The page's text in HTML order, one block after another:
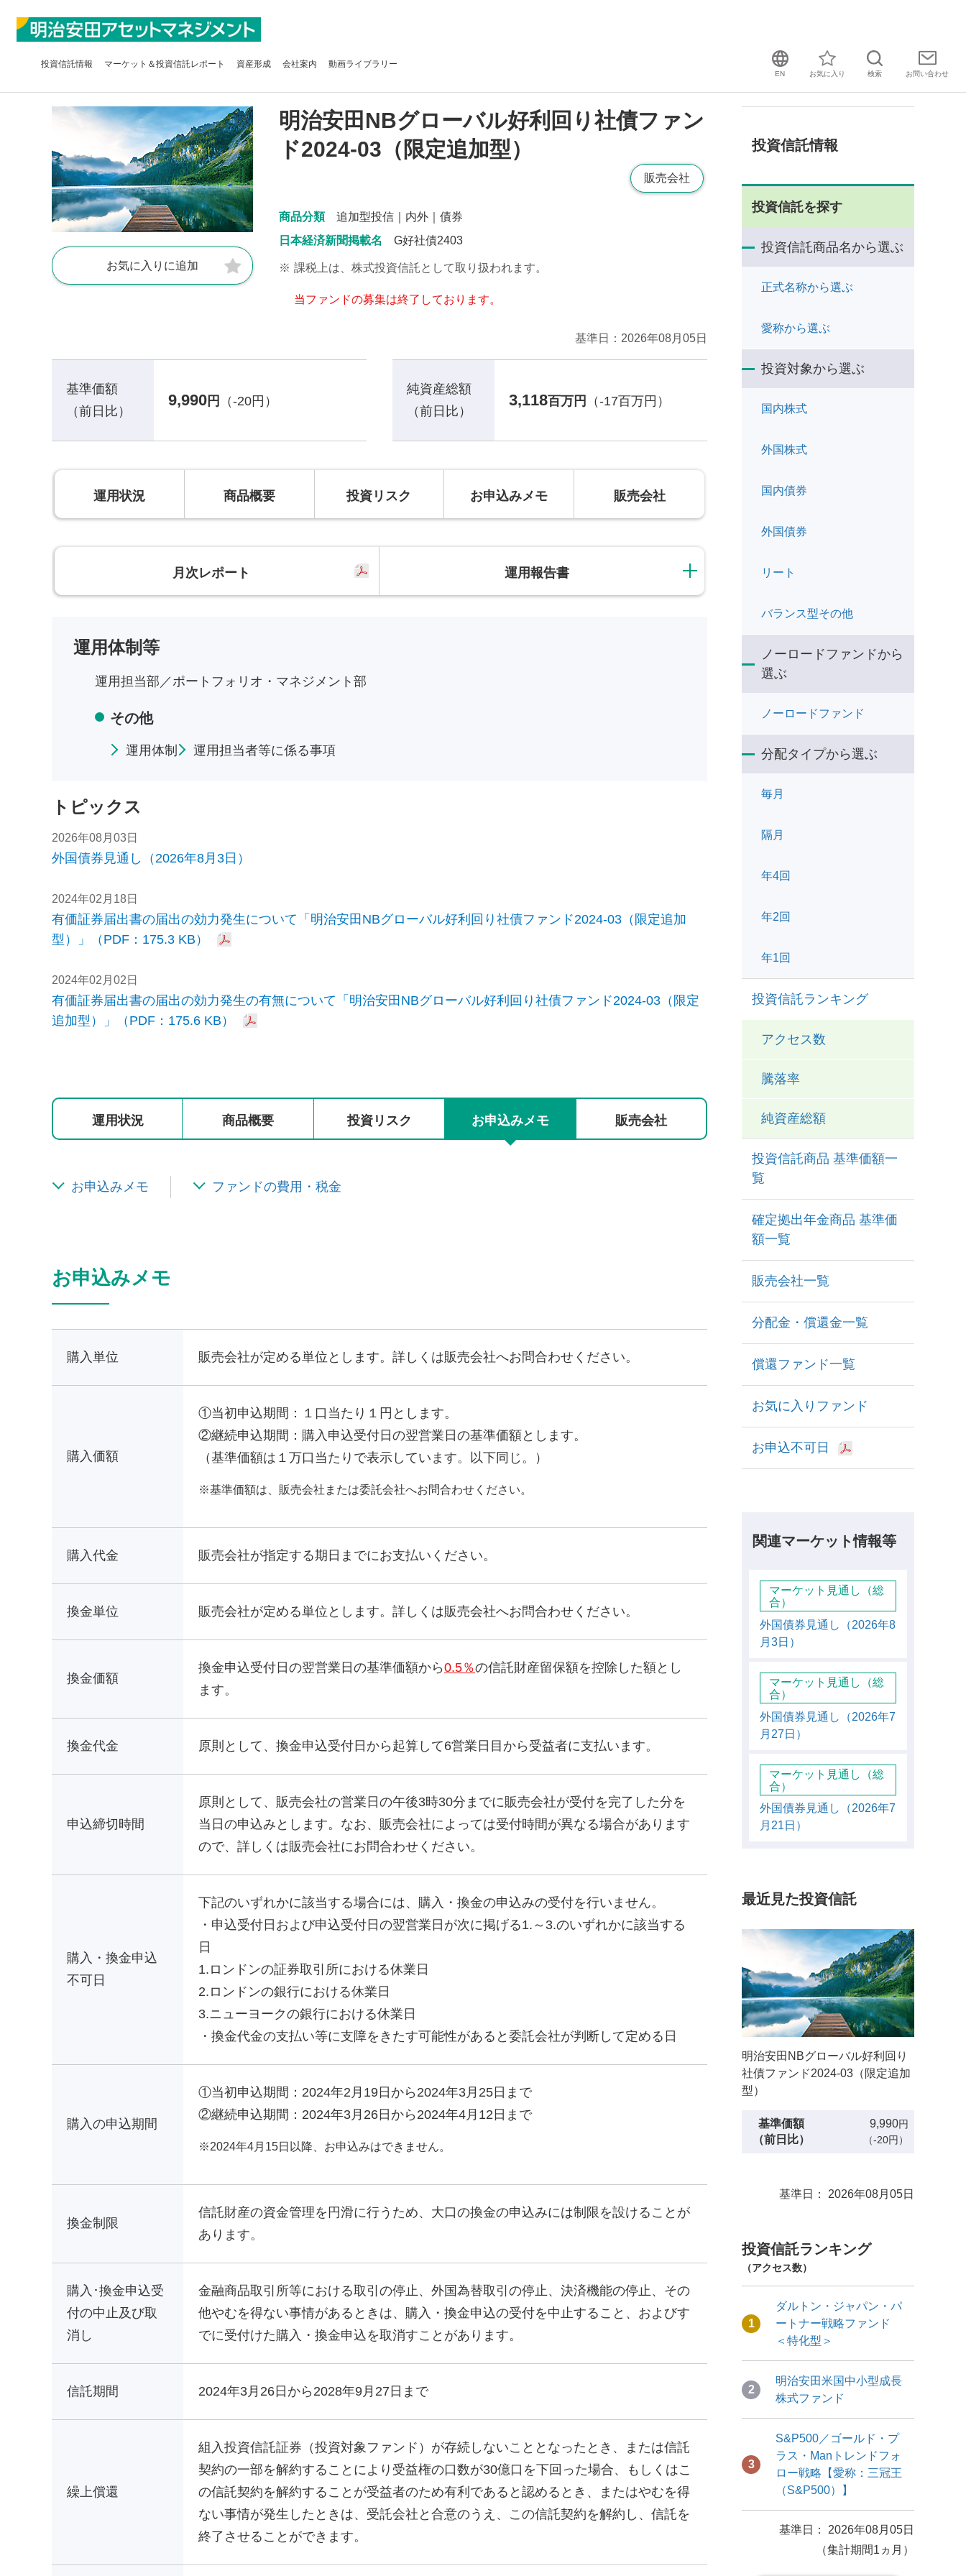
投資信託情報 マーケット＆投資信託レポート 資産形成 会社案内 動画ライブラリー
EN お気に入り 検索 お問い合わせ
お気に入りに追加
明治安田NBグローバル好利回り社債ファン
ド2024-03（限定追加型）
販売会社
商品分類
追加型投信｜内外｜債券
日本経済新聞掲載名
G好社債2403
※ 課税上は、株式投資信託として取り扱われます。
当ファンドの募集は終了しております。
基準日 2026年08月05日
基準価額
（前日比）
9,990 円 （-20円）
純資産総額
（前日比）
3,118百万円 （-17百万円）
運用状況 商品概要 投資リスク お申込みメモ 販売会社
月次レポート 運用報告書
運用体制等
運用担当部／ ポートフォリオ・マネジメント部
その他
運用体制 運用担当者等に係る事項
トピックス
2026年08月03日
外国債券見通し（2026年8月3日）
2024年02月18日
有価証券届出書の届出の効力発生について「明治安田NBグローバル好利回り社債ファンド2024-03（限定追加
型）」（PDF：175.3 KB）
2024年02月02日
有価証券届出書の届出の効力発生の有無について「明治安田NBグローバル好利回り社債ファンド2024-03（限定
追加型）」（PDF：175.6 KB）
運用状況 商品概要 投資リスク お申込みメモ 販売会社
お申込みメモ ファンドの費用・税金
お申込みメモ
購入単位 販売会社が定める単位とします。詳しくは販売会社へお問合わせください。
購入価額
①当初申込期間：１口当たり１円とします。
②継続申込期間：購入申込受付日の翌営業日の基準価額とします。
（基準価額は１万口当たりで表示しています。以下同じ。）
基準価額は、販売会社または委託会社へお問合わせください。
購入代金 販売会社が指定する期日までにお支払いください。
換金単位 販売会社が定める単位とします。詳しくは販売会社へお問合わせください。
換金価額
換金申込受付日の翌営業日の基準価額から0.5％の信託財産留保額を控除した額とし
ます。
換金代金 原則として、換金申込受付日から起算して6営業日目から受益者に支払います。
申込締切時間
原則として、販売会社の営業日の午後3時30分までに販売会社が受付を完了した分を
当日の申込みとします。なお、販売会社によっては受付時間が異なる場合があります
ので、詳しくは販売会社にお問合わせください。
購入・換金申込
不可日
下記のいずれかに該当する場合には、購入・換金の申込みの受付を行いません。
・申込受付日および申込受付日の翌営業日が次に掲げる1.～3.のいずれかに該当する
日
1.ロンドンの証券取引所における休業日
2.ロンドンの銀行における休業日
3.ニューヨークの銀行における休業日
・換金代金の支払い等に支障をきたす可能性があると委託会社が判断して定める日
購入の申込期間
①当初申込期間：2024年2月19日から2024年3月25日まで
②継続申込期間：2024年3月26日から2024年4月12日まで
2024年4月15日以降、お申込みはできません。
換金制限
信託財産の資金管理を円滑に行うため、大口の換金の申込みには制限を設けることが
あります。
購入･換金申込受
付の中止及び取
消し
金融商品取引所等における取引の停止、外国為替取引の停止、決済機能の停止、その
他やむを得ない事情があるときは、購入・換金申込の受付を中止すること、およびす
でに受付けた購入・換金申込を取消すことがあります。
信託期間 2024年3月26日から2028年9月27日まで
繰上償還
組入投資信託証券（投資対象ファンド）が存続しないこととなったとき、または信託
契約の一部を解約することにより受益権の口数が30億口を下回った場合、もしくはこ
の信託契約を解約することが受益者のため有利であると認めるとき、またはやむを得
ない事情が発生したときは、受託会社と合意のうえ、この信託契約を解約し、信託を
終了させることができます。
投資信託情報
投資信託を探す
投資信託商品名から選ぶ
正式名称から選ぶ
愛称から選ぶ
投資対象から選ぶ
国内株式
外国株式
国内債券
外国債券
リート
バランス型その他
ノーロードファンドから
選ぶ
ノーロードファンド
分配タイプから選ぶ
毎月
隔月
年4回
年2回
年1回
投資信託ランキング
アクセス数
騰落率
純資産総額
投資信託商品 基準価額一
覧
確定拠出年金商品 基準価
額一覧
販売会社一覧
分配金・償還金一覧
償還ファンド一覧
お気に入りファンド
お申込不可日
関連マーケット情報等
マーケット見通し（総
合）
外国債券見通し（2026年8
月3日）
マーケット見通し（総
合）
外国債券見通し（2026年7
月27日）
マーケット見通し（総
合）
外国債券見通し（2026年7
月21日）
最近見た投資信託
明治安田NBグローバル好利回り
社債ファンド2024-03（限定追加
型）
基準価額
（前日比）
9,990円
（-20円）
基準日： 2026年08月05日
投資信託ランキング
（アクセス数）
1
ダルトン・ジャパン・パ
ートナー戦略ファンド
＜特化型＞
2
明治安田米国中小型成長
株式ファンド
3
S&P500／ゴールド・プ
ラス・Manトレンドフォ
ロー戦略【愛称：三冠王
（S&P500）】
基準日： 2026年08月05日
（集計期間1ヵ月）